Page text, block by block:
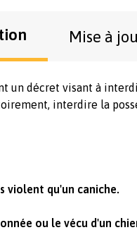
Mise à
un décret visant à
interdire la
violent qu'un caniche.
ou le vécu d'un